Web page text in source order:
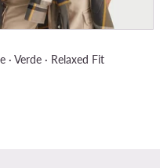
· Verde · Relaxed Fit